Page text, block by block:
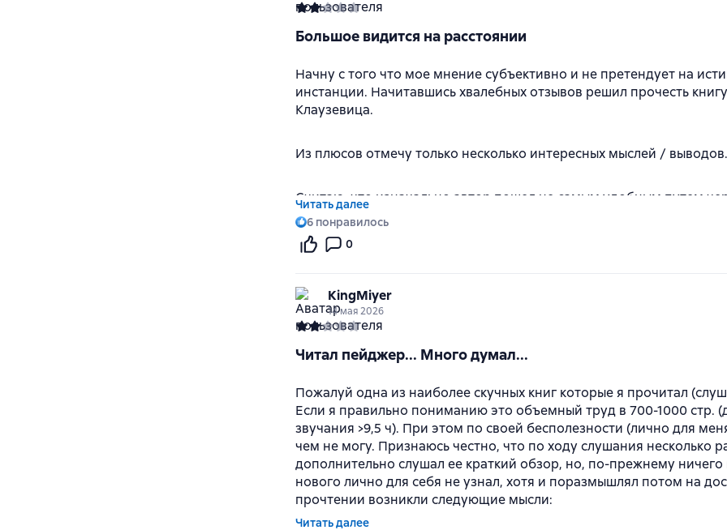
Большое видится на расстоянии
Начну с того что мое мнение субъективно и не претендует на
инстанции. Начитавшись хвалебных отзывов решил прочесть
Клаузевица.
Из плюсов отмечу только несколько интересных мыслей / выводов.
Считаю, что изначально автор пошел не самым удобным путем
метод рассуждения (от частного к общему правилу). Мне кажется
метод (от общего к частному) был бы лучше в данном случае.
Вы в первый раз собираете мозаику, как Вы ее быстрее соберете
картиной боя. Нужно сначала создать опорную точку в виде
подтверждать его частными примерами / тактическими
понимаешь что с чем связано и на что в общей картине боя
перепрыгивает. Больше на лоскутное одеяло из практических
Мне кажется более удачным было бы размещение карты военных
объяснение действий противоборствующих сторон и результата
процессе этих действий. Как пример битва при Прейсиш-Эйлау.
Читать далее
6 понравилось
0
KingMiyer
14 мая 2026
Читал пейджер... Много думал...
Пожалуй одна из наиболее скучных книг которые я прочитал
Если я правильно пониманию это объемный труд в 700-1000 стр.
звучания >9,5 ч). При этом по своей бесполезности (лично для
чем не могу. Признаюсь честно, что по ходу слушания несколько
дополнительно слушал ее краткий обзор, но, по-прежнему
нового лично для себя не узнал, хотя и поразмышлял потом на
прочтении возникли следующие мысли:
Читать далее